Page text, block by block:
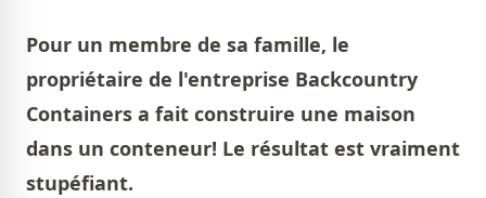
Pour un membre de sa famille, le
propriétaire de l'entreprise Backcountry
Containers a fait construire une maison
dans un conteneur! Le résultat est vraiment
stupéfiant.